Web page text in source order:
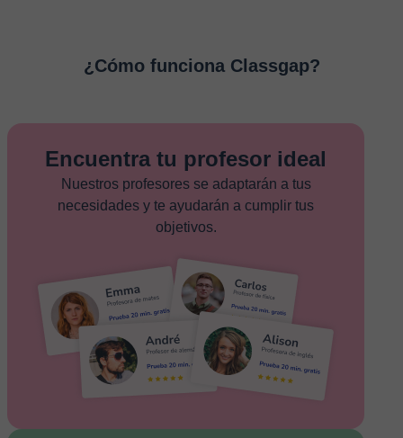
¿Cómo funciona Classgap?
Encuentra tu profesor ideal
Nuestros profesores se adaptarán a tus
necesidades y te ayudarán a cumplir tus
objetivos.